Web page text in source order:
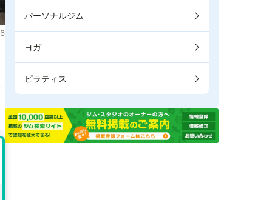
パーソナルジム
ヨガ
ピラティス